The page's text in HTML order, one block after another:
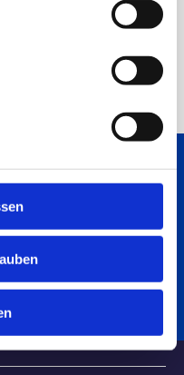
tes amis